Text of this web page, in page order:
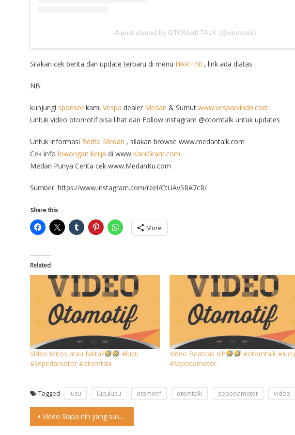
A post shared by OTOMotif TALK (@otomtalk)
Silakan cek berita dan update terbaru di menu HARI INI , link ada diatas
NB:
kunjungi sponsor kami Vespa dealer Medan & Sumut www.vesparkindo.com
Untuk video otomotif bisa lihat dan Follow instagram @otomtalk untuk updates
Untuk informasi Berita Medan , silakan browse www.medantalk.com
Cek info lowongan kerja di www.KarirGram.com
Medan Punya Cerita cek www.MedanKu.com
Sumber: https://www.instagram.com/reel/CtUAv5RA7cR/
Share this:
More
Related
Video Mitos atau fakta?
#lucu
#sepedamotor #otomtalk
Video Beatcak nih
#otomtalk #lucu
#sepedamotor
Tagged lucu luculucu otomotif otomtalk sepedamotor video
Post
Video Siapa nih yang sukak gini? #otomtalk #lucu #sepedamotor